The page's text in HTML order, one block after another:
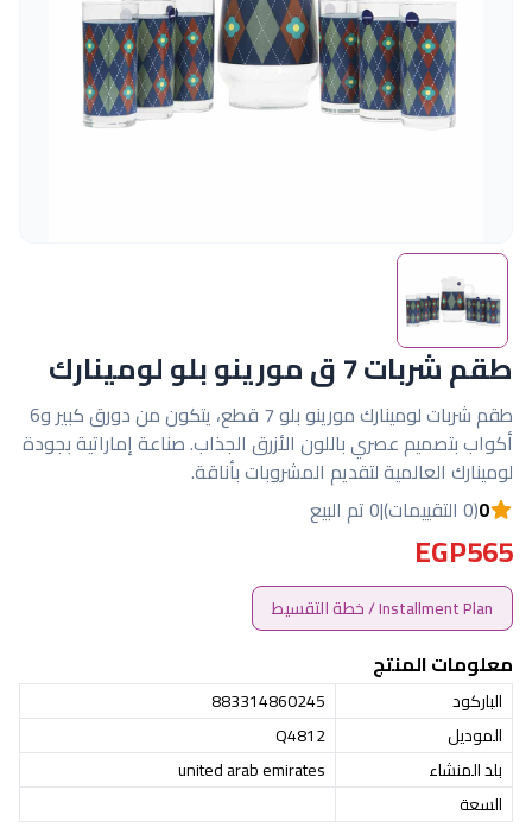
طقم شربات 7 ق مورينو بلو لومينارك
طقم شربات لومينارك مورينو بلو 7 قطع، يتكون من دورق كبير و6
أكواب بتصميم عصري باللون الأزرق الجذاب. صناعة إماراتية بجودة
لومينارك العالمية لتقديم المشروبات بأناقة.
0(0 التقييمات) |0 تم البيع
EGP565
Installment Plan / خطة التقسيط
معلومات المنتج
الباركود
883314860245
الموديل
Q4812
بلد المنشاء
united arab emirates
السعة